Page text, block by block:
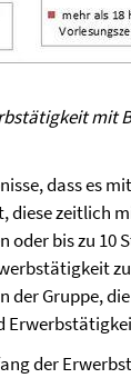
mit
dass es
zeitlich
bis zu 10
der Gruppe,
der